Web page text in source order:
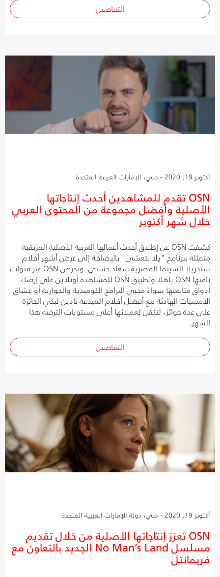
التفاصيل
أكتوبر 19, 2020 - دبي، الإمارات العربية المتحدة
OSN تقدم للمشاهدين أحدث إنتاجاتها
الأصلية وأفضل مجموعة من المحتوى العربي
خلال شهر أكتوبر
كشفت OSN عن إطلاق أحدث أعمالها العربية الأصلية المرتقبة
متمثلة ببرنامج "يلا نتعشى" بالإضافة إلى عرض أشهر أفلام
سندريلا السينما المصرية سعاد حسني. وتحرص OSN عبر قنوات
باقتها OSN ياهلا وتطبيق OSN للمشاهدة أونلاين على إرضاء
أذواق متابعيها سواءً محبي البرامج الكوميدية والحوارية أو عشاق
الأمسيات الهادئة مع أفضل أفلام المبدعة نادين لبكي الحائزة
على عدة جوائز، لتكفل لعملائها أعلى مستويات الترفيه هذا
الشهر.
التفاصيل
أكتوبر 19, 2020 - دبي، دولة الإمارات العربية المتحدة
OSN تعزز إنتاجاتها الأصلية من خلال تقديم
مسلسل No Man’s Land الجديد بالتعاون مع
فريمانتل